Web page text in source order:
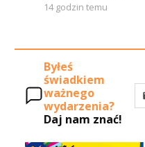
14 godzin temu
Byłeś
świadkiem
ważnego
wydarzenia?
Daj nam znać!